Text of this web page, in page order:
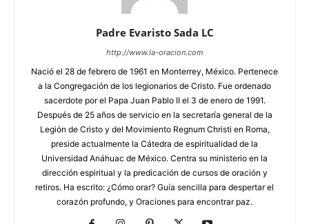
Padre Evaristo Sada LC
http://www.la-oracion.com
Nació el 28 de febrero de 1961 en Monterrey, México. Pertenece
a la Congregación de los legionarios de Cristo. Fue ordenado
sacerdote por el Papa Juan Pablo II el 3 de enero de 1991.
Después de 25 años de servicio en la secretaría general de la
Legión de Cristo y del Movimiento Regnum Christi en Roma,
preside actualmente la Cátedra de espiritualidad de la
Universidad Anáhuac de México. Centra su ministerio en la
dirección espiritual y la predicación de cursos de oración y
retiros. Ha escrito: ¿Cómo orar? Guía sencilla para despertar el
corazón profundo, y Oraciones para encontrar paz.